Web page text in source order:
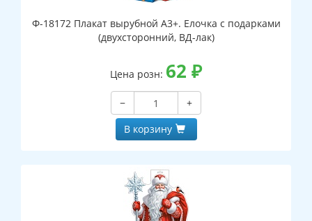
Ф-18172 Плакат вырубной А3+. Елочка с подарками
(двухсторонний, ВД-лак)
Цена розн: 62 ₽
−
+
В корзину